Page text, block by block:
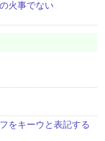
火事でない
をキーウと表記する